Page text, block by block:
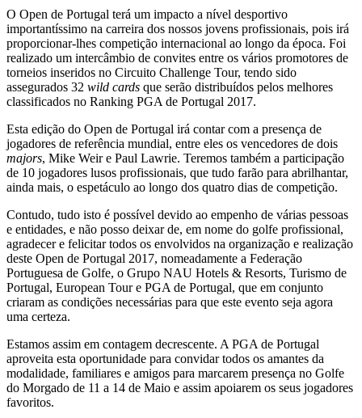
O Open de Portugal terá um impacto a nível desportivo
importantíssimo na carreira dos nossos jovens profissionais, pois irá
proporcionar-lhes competição internacional ao longo da época. Foi
realizado um intercâmbio de convites entre os vários promotores de
torneios inseridos no Circuito Challenge Tour, tendo sido
assegurados 32 wild cards que serão distribuídos pelos melhores
classificados no Ranking PGA de Portugal 2017.
Esta edição do Open de Portugal irá contar com a presença de
jogadores de referência mundial, entre eles os vencedores de dois
majors, Mike Weir e Paul Lawrie. Teremos também a participação
de 10 jogadores lusos profissionais, que tudo farão para abrilhantar,
ainda mais, o espetáculo ao longo dos quatro dias de competição.
Contudo, tudo isto é possível devido ao empenho de várias pessoas
e entidades, e não posso deixar de, em nome do golfe profissional,
agradecer e felicitar todos os envolvidos na organização e realização
deste Open de Portugal 2017, nomeadamente a Federação
Portuguesa de Golfe, o Grupo NAU Hotels & Resorts, Turismo de
Portugal, European Tour e PGA de Portugal, que em conjunto
criaram as condições necessárias para que este evento seja agora
uma certeza.
Estamos assim em contagem decrescente. A PGA de Portugal
aproveita esta oportunidade para convidar todos os amantes da
modalidade, familiares e amigos para marcarem presença no Golfe
do Morgado de 11 a 14 de Maio e assim apoiarem os seus jogadores
favoritos.